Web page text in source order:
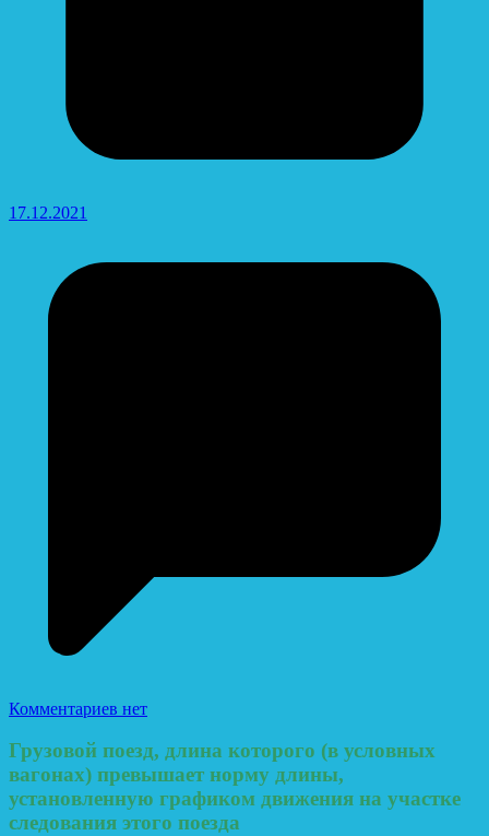
17.12.2021
Комментариев нет
Грузовой поезд, длина которого (в условных
вагонах) превышает норму длины,
установленную графиком движения на участке
следования этого поезда